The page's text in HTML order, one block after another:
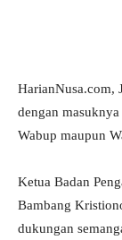
HarianNusa.com,
dengan
Wabup maupun
Ketua Badan
Bambang
dukungan